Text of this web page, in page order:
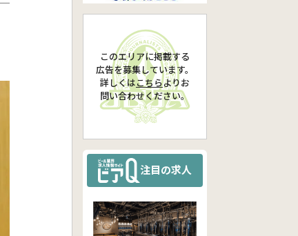
このエリアに掲載する
広告を募集しています。
詳しくは こちらより お
問い合わせください。
注目の求人